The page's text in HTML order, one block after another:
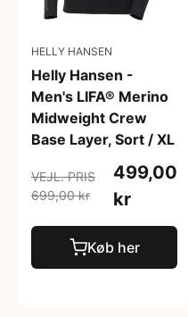
HELLY HANSEN
Helly Hansen -
Men's LIFA® Merino
Midweight Crew
Base Layer, Sort / XL
VEJL. PRIS
699,00 kr
499,00
kr
Køb her